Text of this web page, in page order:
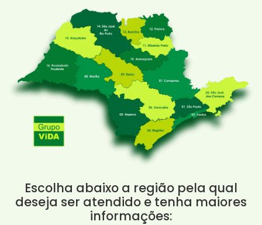
Escolha abaixo a região pela qual
deseja ser atendido e tenha maiores
informações: